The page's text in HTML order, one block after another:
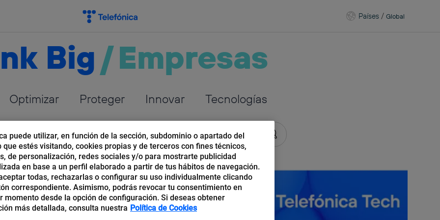
Países /Global
Big/Empresas
Optimizar Proteger Innovar Tecnologías
Palomares
licenciado en Historia, PDD por el Instituto de
en Dirección Estratégica de la Comunicación por
puede utilizar, en función de la sección, subdominio o apartado del
que estés visitando, cookies propias y de terceros con fines técnicos,
de personalización, redes sociales y/o para mostrarte publicidad
en base a un perfil elaborado a partir de tus hábitos de navegación.
todas, rechazarlas o configurar su uso individualmente clicando
correspondiente. Asimismo, podrás revocar tu consentimiento en
momento desde la opción de configuración. Si deseas obtener
más detallada, consulta nuestra Política de Cookies